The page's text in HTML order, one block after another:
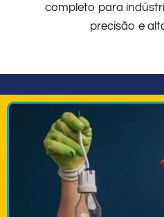
completo para
precisão e